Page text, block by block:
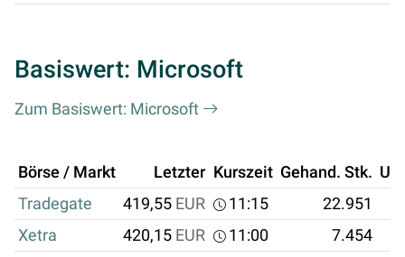
Basiswert: Microsoft
Zum Basiswert: Microsoft
Börse / Markt Letzter Kurszeit Gehand. Stk.
Tradegate
419,55 EUR 11:15 22.951
Xetra
420,15 EUR 11:00 7.454